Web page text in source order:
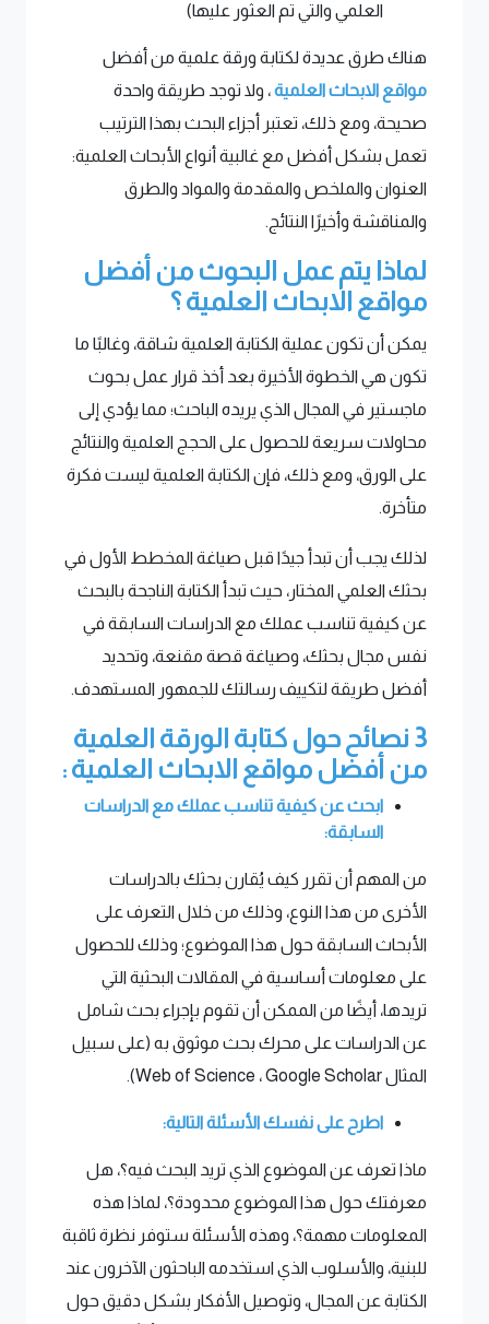
العلمي والتي تم العثور عليها)
هناك طرق عديدة لكتابة ورقة علمية من أفضل
مواقع الابحاث العلمية، ولا توجد طريقة واحدة
صحيحة، ومع ذلك، تعتبر أجزاء البحث بهذا الترتيب
تعمل بشكل أفضل مع غالبية أنواع الأبحاث العلمية:
العنوان والملخص والمقدمة والمواد والطرق
والمناقشة وأخيرًا النتائج.
لماذا يتم عمل البحوث من أفضل
مواقع الابحاث العلمية ؟
يمكن أن تكون عملية الكتابة العلمية شاقة، وغالبًا ما
تكون هي الخطوة الأخيرة بعد أخذ قرار عمل بحوث
ماجستير في المجال الذي يريده الباحث؛ مما يؤدي إلى
محاولات سريعة للحصول على الحجج العلمية والنتائج
على الورق، ومع ذلك، فإن الكتابة العلمية ليست فكرة
متأخرة.
لذلك يجب أن تبدأ جيدًا قبل صياغة المخطط الأول في
بحثك العلمي المختار، حيث تبدأ الكتابة الناجحة بالبحث
عن كيفية تناسب عملك مع الدراسات السابقة في
نفس مجال بحثك، وصياغة قصة مقنعة، وتحديد
أفضل طريقة لتكييف رسالتك للجمهور المستهدف.
3 نصائح حول كتابة الورقة العلمية
من أفضل مواقع الابحاث العلمية :
ابحث عن كيفية تناسب عملك مع الدراسات
السابقة:
من المهم أن تقرر كيف يُقارن بحثك بالدراسات
الأخرى من هذا النوع، وذلك من خلال التعرف على
الأبحاث السابقة حول هذا الموضوع؛ وذلك للحصول
على معلومات أساسية في المقالات البحثية التي
تريدها، أيضًا من الممكن أن تقوم بإجراء بحث شامل
عن الدراسات على محرك بحث موثوق به (على سبيل
المثال Web of Science ، Google Scholar).
اطرح على نفسك الأسئلة التالية:
ماذا تعرف عن الموضوع الذي تريد البحث فيه؟، هل
معرفتك حول هذا الموضوع محدودة؟، لماذا هذه
المعلومات مهمة؟، وهذه الأسئلة ستوفر نظرة ثاقبة
للبنية، والأسلوب الذي استخدمه الباحثون الآخرون عند
الكتابة عن المجال، وتوصيل الأفكار بشكل دقيق حول